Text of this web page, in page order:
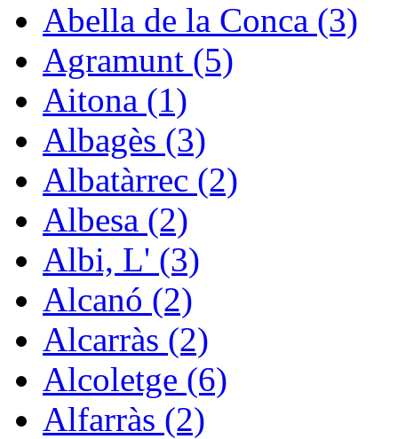
Abella de la Conca (3)
Agramunt (5)
Aitona (1)
Albagès (3)
Albatàrrec (2)
Albesa (2)
Albi, L' (3)
Alcanó (2)
Alcarràs (2)
Alcoletge (6)
Alfarràs (2)